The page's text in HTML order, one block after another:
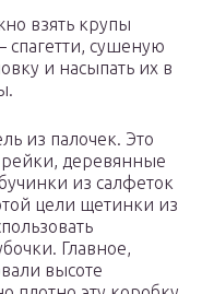
взять крупы
сушеную
и насыпать их в
из палочек. Это
деревянные
из салфеток
цели щетинки из
Главное,
высоте